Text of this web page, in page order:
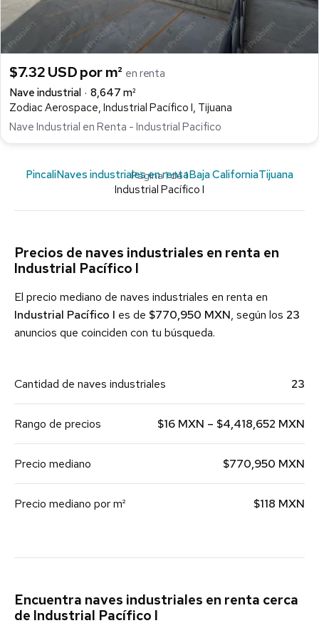
$7.32 USD por m² en renta
Nave industrial
8,647 m²
Zodiac Aerospace, Industrial Pacífico I, Tijuana
Nave Industrial en Renta - Industrial Pacifico
Página 1 de 1
PincaliNaves industriales en rentaBaja CaliforniaTijuana
Industrial Pacífico I
Precios de naves industriales en renta en
Industrial Pacífico I
El precio mediano de naves industriales en renta en
Industrial Pacífico I es de $770,950 MXN, según los 23
anuncios que coinciden con tu búsqueda.
Cantidad de naves industriales 23
Rango de precios $16 MXN – $4,418,652 MXN
Precio mediano $770,950 MXN
Precio mediano por m² $118 MXN
Encuentra naves industriales en renta cerca
de Industrial Pacífico I